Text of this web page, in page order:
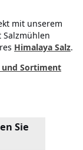
mit unserem
Salzmühlen
Himalaya Salz.
Sortiment
Sie